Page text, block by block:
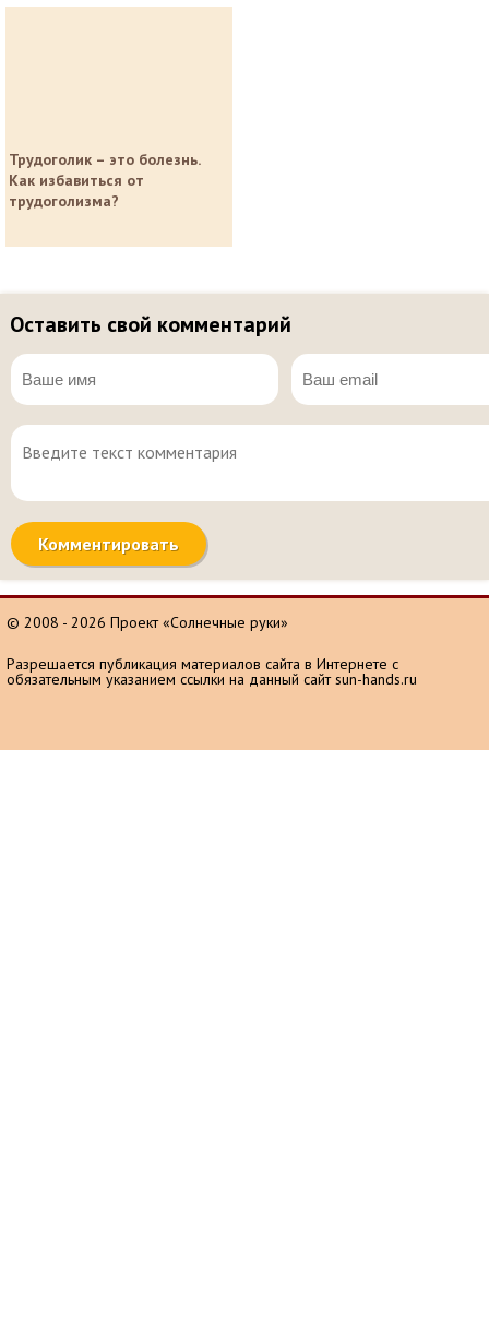
Трудоголик – это болезнь.
Как избавиться от
трудоголизма?
Оставить свой комментарий
© 2008 - 2026 Проект «Солнечные руки»
Разрешается публикация материалов сайта в Интернете с
обязательным указанием ссылки на данный сайт sun-hands.ru